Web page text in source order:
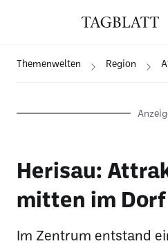
Themenwelten Region
Herisau:
mitten im Dorf
Im Zentrum entstand